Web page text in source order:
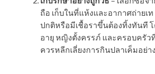
ถือ เก็บในที่แห้งและอากาศถ่ายเ
ปกติหรือมีเชื้อราขึ้นต้องทิ้งทันที โ
อายุ หญิงตั้งครรภ์ และครอบครัว
ควรหลีกเลี่ยงการกินปลาเค็มอย่า